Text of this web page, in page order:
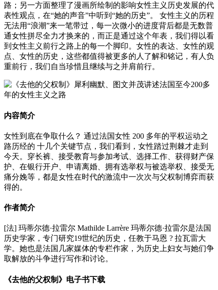
路；另一方面整理了漫画所绘制的影响女性主义历史发展的代
表性观点，在“她的声音”中听到“她的历史”。 女性主义的历程
无法用“浪潮”来一笔带过，每一次微小的进度背后都是无数普
通女性拼尽全力才换来的，而正是通过这个年表，我们得以看
到女性主义前行之路上的每一个脚印。女性的表达、女性的观
点、女性的历史，这些都值得被更多的人了解和铭记，有人负
重前行，我们自当珍惜且继续与之并肩前行。
内容简介
女性到底在争取什么？ 通过法国女性 200 多年的平权运动之
路历经的 十几个关键节点，我们看到，女性踏过荆棘才走到
今天。穿长裤、接受教育与参加考试、选择工作、获得财产保
护、在银行开户、申请离婚、拥有选举权与被选举权、接受无
痛分娩等，都是女性在时代的激流中一次次与父权制博弈而获
得的。
作者简介
[法] 玛蒂尔德·拉雷尔 Mathilde Larrère 玛蒂尔德·拉雷尔是法国
历史学家，专门研究19世纪的历史，任教于马恩 ? 拉瓦雷大
学。她也是法国几家媒体的专栏作家，为历史上妇女与她们争
取解放的斗争进行写作和讨论。
《去他的父权制》电子书下载